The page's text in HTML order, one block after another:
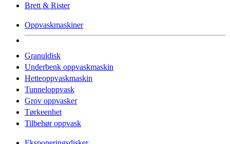
Brett & Rister
Oppvaskmaskiner
Granuldisk
Underbenk oppvaskmaskin
Hetteoppvaskmaskin
Tunneloppvask
Grov oppvasker
Tørkeenhet
Tilbehør oppvask